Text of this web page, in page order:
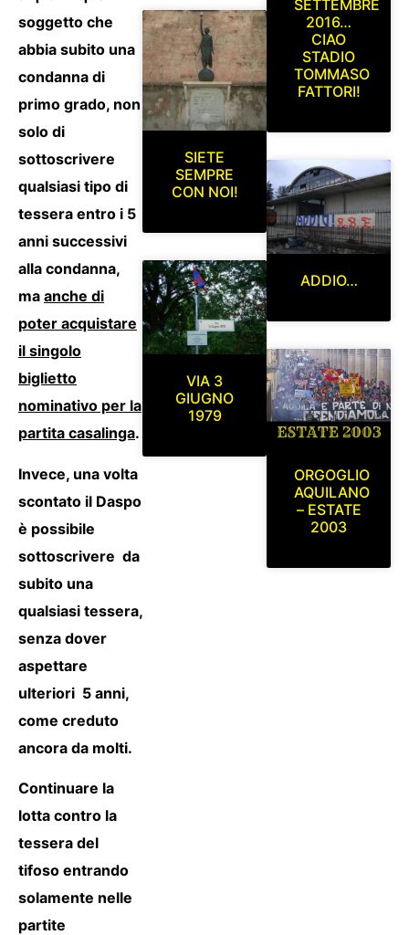
soggetto che
abbia subito una
condanna di
primo grado, non
solo di
sottoscrivere
qualsiasi tipo di
tessera entro i 5
anni successivi
alla condanna,
ma anche di
poter acquistare
il singolo
biglietto
nominativo per la
partita casalinga.
Invece, una volta
scontato il Daspo
è possibile
sottoscrivere da
subito una
qualsiasi tessera,
senza dover
aspettare
ulteriori 5 anni,
come creduto
ancora da molti.
Continuare la
lotta contro la
tessera del
tifoso entrando
solamente nelle
partite
SIETE
SEMPRE
CON NOI!
VIA 3
GIUGNO
1979
SETTEMBRE
2016…
CIAO
STADIO
TOMMASO
FATTORI!
ADDIO…
ORGOGLIO
AQUILANO
– ESTATE
2003